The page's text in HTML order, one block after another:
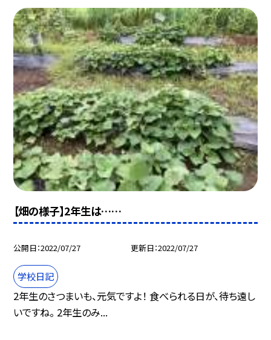
【畑の様子】2年生は……
公開日 2022/07/27 更新日 2022/07/27
学校日記
2年生のさつまいも、元気ですよ！ 食べられる日が、待ち遠し
いですね。 2年生のみ...